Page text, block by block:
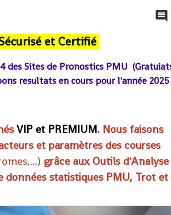
et Certifié
des Sites de Pronostics PMU
resultats en cours pour l'année 2025
VIP et PREMIUM. Nous faisons
et paramètres des courses
,...) grâce aux Outils d'Analyse
données statistiques PMU, Trot et